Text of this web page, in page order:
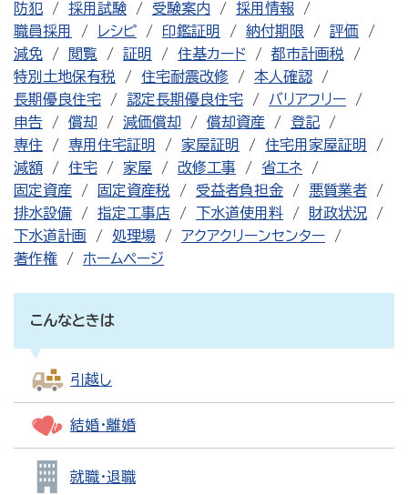
防犯
採用試験 受験案内
採用情報
職員採用
レシピ 印鑑証明 納付期限
評価
減免
閲覧 証明 住基カード
都市計画税
特別土地保有税
住宅耐震改修
本人確認
長期優良住宅
認定長期優良住宅
バリアフリー
申告
償却 減価償却 償却資産
登記
専住
専用住宅証明 家屋証明
住宅用家屋証明
減額
住宅 家屋 改修工事
省エネ
固定資産
固定資産税 受益者負担金
悪質業者
排水設備
指定工事店 下水道使用料
財政状況
下水道計画
処理場
アクアクリーンセンター
著作権
ホームページ
こんなときは
引越し
結婚・離婚
就職・退職